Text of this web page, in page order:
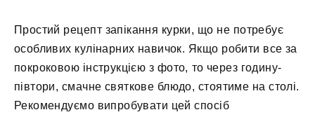
Простий рецепт запікання курки, що не потребує
особливих кулінарних навичок. Якщо робити все за
покроковою інструкцією з фото, то через годину-
півтори, смачне святкове блюдо, стоятиме на столі.
Рекомендуємо випробувати цей спосіб